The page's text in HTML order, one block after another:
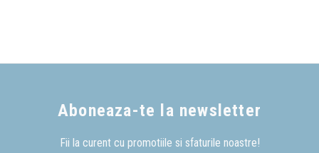
Aboneaza-te la newsletter
Fii la curent cu promotiile si sfaturile noastre!